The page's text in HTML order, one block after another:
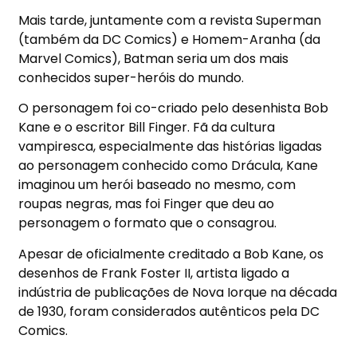
Mais tarde, juntamente com a revista Superman
(também da DC Comics) e Homem-Aranha (da
Marvel Comics), Batman seria um dos mais
conhecidos super-heróis do mundo.
O personagem foi co-criado pelo desenhista Bob
Kane e o escritor Bill Finger. Fã da cultura
vampiresca, especialmente das histórias ligadas
ao personagem conhecido como Drácula, Kane
imaginou um herói baseado no mesmo, com
roupas negras, mas foi Finger que deu ao
personagem o formato que o consagrou.
Apesar de oficialmente creditado a Bob Kane, os
desenhos de Frank Foster II, artista ligado a
indústria de publicações de Nova Iorque na década
de 1930, foram considerados autênticos pela DC
Comics.